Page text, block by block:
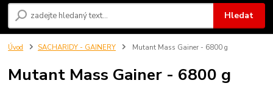
Hledat
Úvod SACHARIDY - GAINERY Mutant Mass Gainer - 6800 g
Mutant Mass Gainer - 6800 g